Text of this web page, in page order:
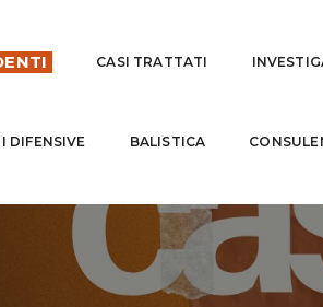
CASI TRATTATI
DIFENSIVE BALISTICA